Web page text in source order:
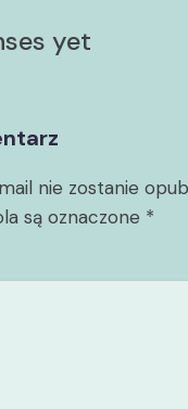
yet
nie zostanie
są oznaczone *